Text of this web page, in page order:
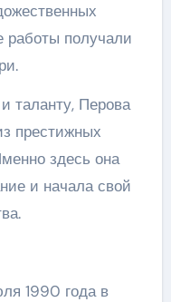
работы получали
таланту, Перова
престижных
здесь она
и начала свой
1990 года в